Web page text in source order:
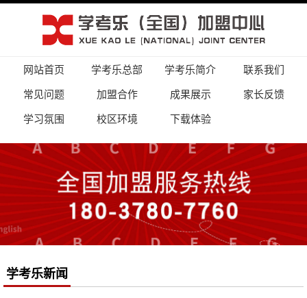
网站首页 学考乐总部 学考乐简介
联系我们
常见问题
加盟合作 成果展示
家长反馈
学习氛围
校区环境 下载体验
学考乐新闻